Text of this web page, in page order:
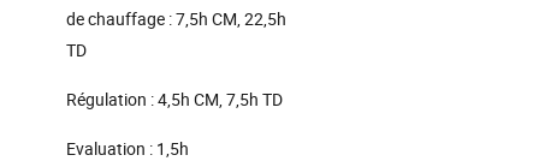
de chauffage : 7,5h CM, 22,5h
TD
Régulation : 4,5h CM, 7,5h TD
Evaluation : 1,5h